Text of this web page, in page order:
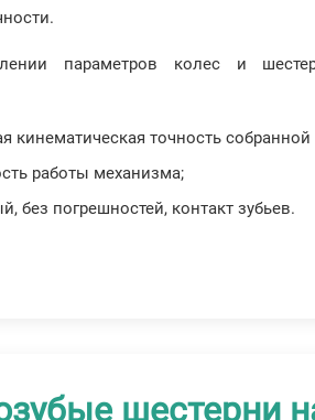
параметров колес и
кинематическая точность собранной
работы механизма;
без погрешностей, контакт зубьев.
шестерни